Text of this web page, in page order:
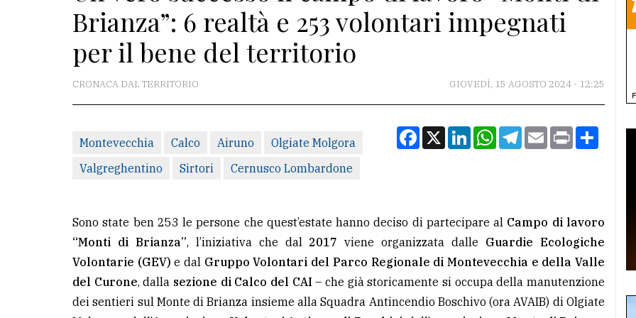
Brianza”: 6 realtà e 253 volontari impegnati
per il bene del territorio
CRONACA DAL TERRITORIO GIOVEDÌ, 15 AGOSTO 2024 - 12:25
Montevecchia Calco Airuno
Olgiate Molgora
Valgreghentino
Sirtori Cernusco Lombardone
Facebook
X LinkedInWhatsApp
Telegram
EmailPrint
Sono state ben 253 le persone che quest’estate hanno deciso di partecipare al Campo di lavoro
“Monti di Brianza”, l’iniziativa che dal 2017 viene organizzata dalle Guardie Ecologiche
Volontarie (GEV) e dal Gruppo Volontari del Parco Regionale di Montevecchia e della Valle
del Curone, dalla sezione di Calco del CAI– che già storicamente si occupa della manutenzione
dei sentieri sul Monte di Brianza insieme alla Squadra Antincendio Boschivo (ora AVAIB) di Olgiate